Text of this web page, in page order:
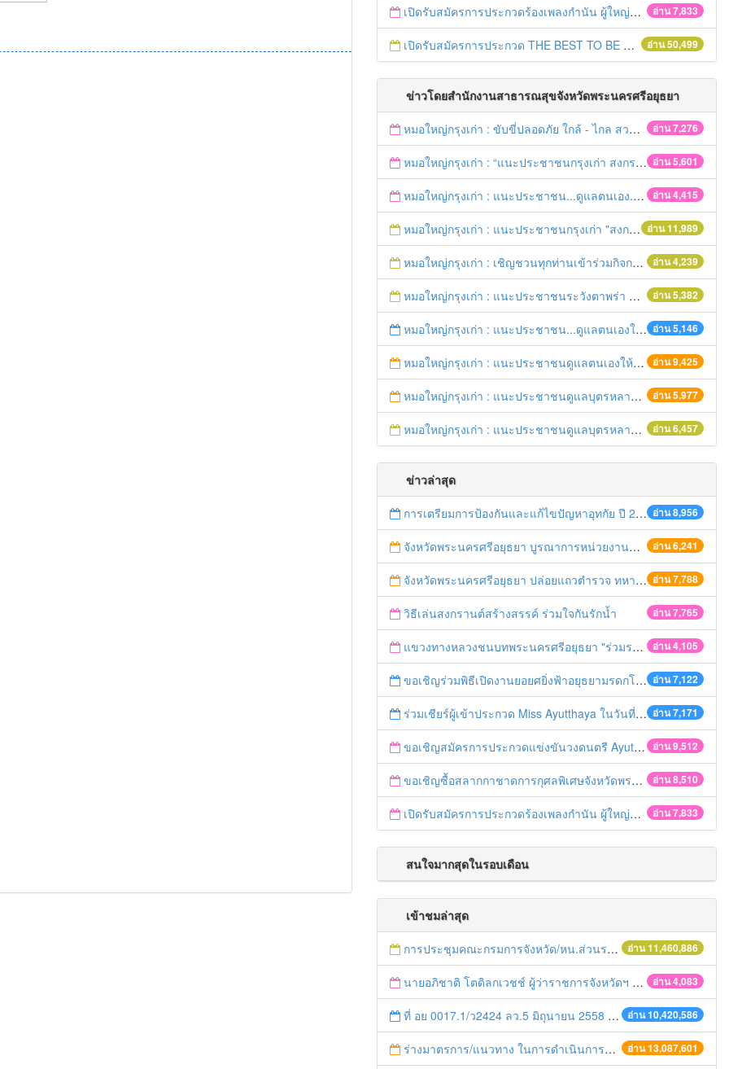
อ่าน 7,833
เปิดรับสมัครการประกวดร้องเพลงกำนัน ผู้ใหญ่บ้าน ฯลฯ
อ่าน 50,499
เปิดรับสมัครการประกวด THE BEST TO BE NUMBER ONE
ข่าวโดยสำนักงานสาธารณสุขจังหวัดพระนครศรีอยุธยา
อ่าน 7,276
หมอใหญ่กรุงเก่า : ขับขี่ปลอดภัย ใกล้ - ไกล สวมหมวกนิรภัย
อ่าน 5,601
หมอใหญ่กรุงเก่า : “แนะประชาชนกรุงเก่า สงกรานต์ร่วมขับขี่ปลอดภัย
อ่าน 4,415
หมอใหญ่กรุงเก่า : แนะประชาชน...ดูแลตนเอง...“รับมือภัยแล้ง”
อ่าน 11,989
หมอใหญ่กรุงเก่า : แนะประชาชนกรุงเก่า "สงกรานต์ขับขี่ปลอดภัย"
อ่าน 4,239
หมอใหญ่กรุงเก่า : เชิญชวนทุกท่านเข้าร่วมกิจกรรมวิ่งเพื่อสุขภาพ 7เมษายนนี้ 5โมงเย็น
อ่าน 5,382
หมอใหญ่กรุงเก่า : แนะประชาชนระวังตาพร่า ปวดศีรษะ ชาครึ่งซีก เสี่ยงอัมพฤกษ์ อัมพาต
อ่าน 5,146
หมอใหญ่กรุงเก่า : แนะประชาชน...ดูแลตนเองให้ห่างไกลโรค...ในช่วงฤดูร้อน
อ่าน 9,425
หมอใหญ่กรุงเก่า : แนะประชาชนดูแลตนเองให้ห่างไกลวัณโรค
อ่าน 5,977
หมอใหญ่กรุงเก่า : แนะประชาชนดูแลบุตรหลาน ป้องกันเด็กจมน้ำตายในช่วงฤดูร้อน
อ่าน 6,457
หมอใหญ่กรุงเก่า : แนะประชาชนดูแลบุตรหลาน ป้องกันเด็กจมน้ำตายในช่วงฤดูร้อน
ข่าวล่าสุด
อ่าน 8,956
การเตรียมการป้องกันและแก้ไขปัญหาอุทกัย ปี 2561
อ่าน 6,241
จังหวัดพระนครศรีอยุธยา บูรณาการหน่วยงานที่เกี่ยวข้อง ลงพื้นที่จัดระเบียบและดำเนินมาตรการตามบทลงโทษสูงสุดกับผู้ประกอบการร้านค้าที่ยังฝ่าฝืนตั้งร้านค้ารุกล้ำเขตพื้นที่ทางหลวง เตรียมความปลอดภัยก่อนเทศกาลสงกรานต์
อ่าน 7,788
จังหวัดพระนครศรีอยุธยา ปล่อยแถวตำรวจ ทหาร ฝ่ายปกครอง กว่า 100 นาย ตรวจเข้มท่ารถสาธารณะ สถานีขนส่งรถโดยสาร วินรถตู้ และสถานีรถไฟ เตรียมรับมือเทศกาลสงกรานต์
อ่าน 7,765
วิธีเล่นสงกรานต์สร้างสรรค์ ร่วมใจกันรักน้ำ
อ่าน 4,105
แขวงทางหลวงชนบทพระนครศรีอยุธยา "ร่วมรณรงค์ ขับช้า เปิดไฟหน้า คาดเข็มขัด" เทศกาลสงกรานต์ ปี 2561
อ่าน 7,122
ขอเชิญร่วมพิธีเปิดงานยอยศยิ่งฟ้าอยุธยามรดกโลก
อ่าน 7,171
ร่วมเชียร์ผู้เข้าประกวด Miss Ayutthaya ในวันที่ 15 ธันวาคม 2560
อ่าน 9,512
ขอเชิญสมัครการประกวดแข่งขันวงดนตรี Ayutthaya battle of the bands
อ่าน 8,510
ขอเชิญซื้อสลากกาชาดการกุศลพิเศษจังหวัดพระนครศรีอยุธยา 2560
อ่าน 7,833
เปิดรับสมัครการประกวดร้องเพลงกำนัน ผู้ใหญ่บ้าน ฯลฯ
สนใจมากสุดในรอบเดือน
เข้าชมล่าสุด
อ่าน 11,460,886
การประชุมคณะกรมการจังหวัด/หน.ส่วนราชการประจำเดือน มิถุนายน 2558
อ่าน 4,083
นายอภิชาติ โตดิลกเวชช์ ผู้ว่าราชการจังหวัดฯ เป็นประธานในพิธีเปิดการสร้างฝายกั้นน้ำชั่วคราวแม่น้ำลพบุรี
อ่าน 10,420,586
ที่ อย 0017.1/ว2424 ลว.5 มิถุนายน 2558 เรื่อง แจ้งกำหนดตรวจประเมินและให้คะแนนหน่วยงานที่สมัครเข้าร่วมโครงการพัฒนาหน่วยงานต้นแบบในการจัดตั้งศูนย์ข้อมูลข่าวสารของราชการฯ ประจำปีงบประมาณ พ.ศ. 2558
อ่าน 13,087,601
ร่างมาตรการ/แนวทาง ในการดำเนินการประกอบการตรวจราชการแบบบูรณาการ